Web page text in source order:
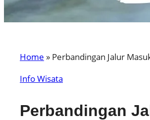
Home » Perbandingan Jalur
Info Wisata
Perbandingan